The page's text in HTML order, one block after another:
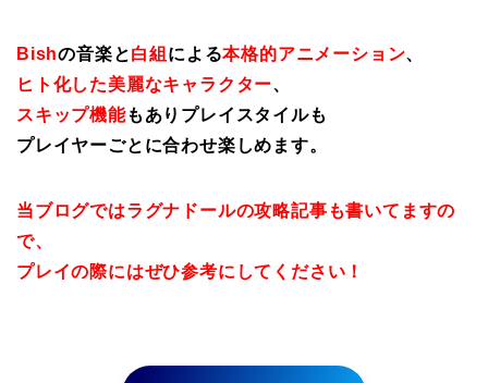
Bishの音楽と白組 による本格的アニメーション、
ヒト化した美麗なキャラクター、
スキップ機能もありプレイスタイルも
プレイヤーごとに合わせ楽しめます。
当ブログではラグナドールの攻略記事も書いてますの
で、
プレイの際にはぜひ参考にしてください！